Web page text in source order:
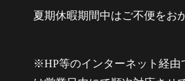
夏期休暇期間中はご不便をお
※HP等のインターネット経